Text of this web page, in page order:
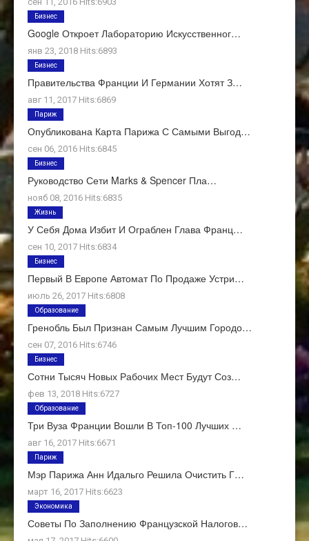
Google Откроет Лабораторию Искусственног…
янв 23, 2018 Hits:6893
Бизнес
Правительства Франции И Германии Хотят З…
авг 11, 2017 Hits:6869
Бизнес
Опубликована Карта Парижа С Самыми Выгод…
сен 06, 2016 Hits:6845
Париж
Руководство Сети Marks & Spencer Пла…
нояб 08, 2016 Hits:6835
Бизнес
У Себя Дома Избит И Ограблен Глава Франц…
сен 10, 2017 Hits:6834
Жизнь
Первый В Европе Автомат По Продаже Устри…
июль 26, 2017 Hits:6808
Бизнес
Гренобль Был Признан Самым Лучшим Городо…
сен 07, 2016 Hits:6746
Образование
Сотни Тысяч Новых Рабочих Мест Будут Соз…
фев 13, 2018 Hits:6727
Бизнес
Три Вуза Франции Вошли В Топ-100 Лучших …
авг 16, 2017 Hits:6671
Образование
Мэр Парижа Анн Идальго Решила Очистить Г…
март 16, 2017 Hits:6623
Париж
Советы По Заполнению Французской Налогов…
Экономика